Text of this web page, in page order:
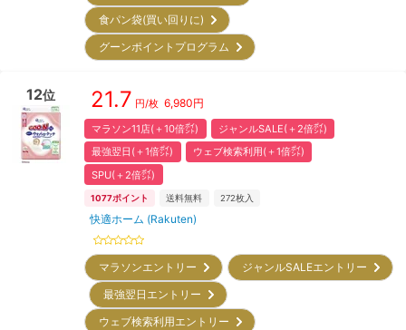
食パン袋(買い回りに)
グーンポイントプログラム
12位 21.7 円/枚 6,980円
マラソン11店(＋10倍㌽)
ジャンルSALE(＋2倍㌽)
最強翌日(＋1倍㌽)
ウェブ検索利用(＋1倍㌽)
SPU(＋2倍㌽)
1077ポイント 送料無料 272枚入
快適ホーム (Rakuten)
マラソンエントリー
ジャンルSALEエントリー
最強翌日エントリー
ウェブ検索利用エントリー